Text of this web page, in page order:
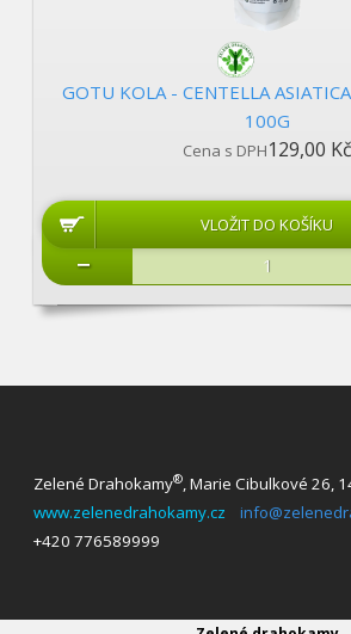
GOTU KOLA - CENTELLA
100G
Cena s DPH129,00 Kč
Zelené Drahokamy®, Marie Cibulkové 26,
www.zelenedrahokamy.cz
+420 776589999